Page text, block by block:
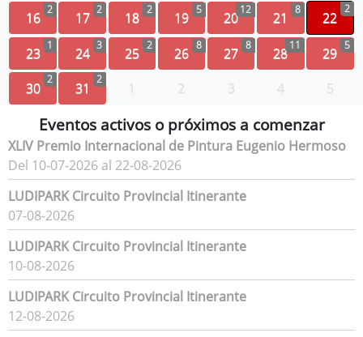
16 2 17 2 18 2 19 5 2012 21 8 22
2
23 1 24 3 25 2 26 8 27 8 2811 29 5
30 2 31 2 1 2 3 4 5
Eventos activos o próximos a comenzar
XLIV Premio Internacional de Pintura Eugenio Hermoso
Del 10-07-2026 al 22-08-2026
LUDIPARK Circuito Provincial Itinerante
07-08-2026
LUDIPARK Circuito Provincial Itinerante
10-08-2026
LUDIPARK Circuito Provincial Itinerante
12-08-2026